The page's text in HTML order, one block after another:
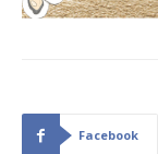
Facebook